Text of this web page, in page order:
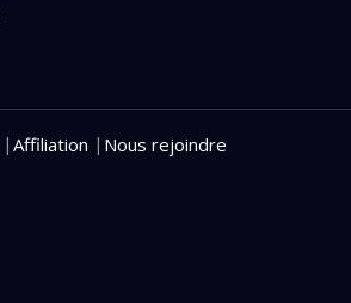
| Affiliation | Nous rejoindre